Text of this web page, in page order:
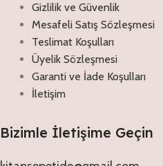
Gizlilik ve Güvenlik
Mesafeli Satış Sözleşmesi
Teslimat Koşulları
Üyelik Sözleşmesi
Garanti ve İade Koşulları
İletişim
Bizimle İletişime Geçin